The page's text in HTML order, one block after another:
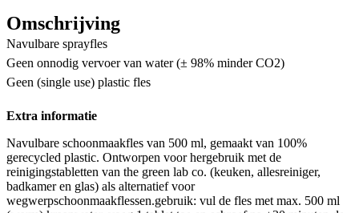
Omschrijving
Navulbare sprayfles
Geen onnodig vervoer van water (± 98% minder CO2)
Geen (single use) plastic fles
Extra informatie
Navulbare schoonmaakfles van 500 ml, gemaakt van 100%
gerecycled plastic. Ontworpen voor hergebruik met de
reinigingstabletten van the green lab co. (keuken, allesreiniger,
badkamer en glas) als alternatief voor
wegwerpschoonmaakflessen.gebruik: vul de fles met max. 500 ml